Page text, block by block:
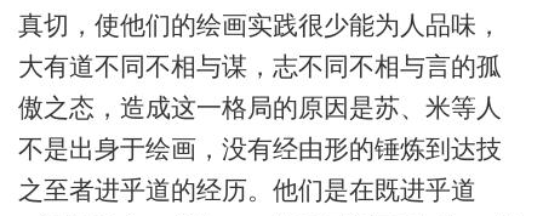
真切，使他们的绘画实践很少能为人品味，
大有道不同不相与谋，志不同不相与言的孤
傲之态，造成这一格局的原因是苏、米等人
不是出身于绘画，没有经由形的锤炼到达技
之至者进乎道的经历。他们是在既进乎道